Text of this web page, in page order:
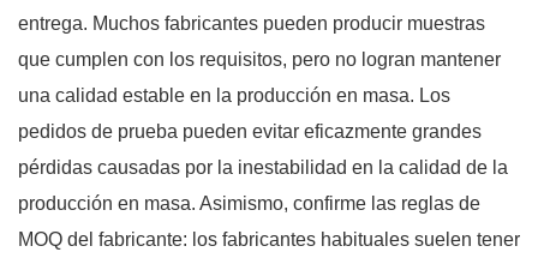
entrega. Muchos fabricantes pueden producir muestras
que cumplen con los requisitos, pero no logran mantener
una calidad estable en la producción en masa. Los
pedidos de prueba pueden evitar eficazmente grandes
pérdidas causadas por la inestabilidad en la calidad de la
producción en masa. Asimismo, confirme las reglas de
MOQ del fabricante: los fabricantes habituales suelen tener